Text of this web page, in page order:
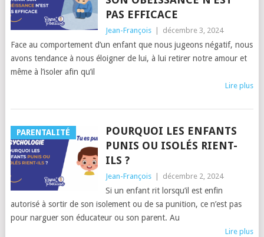
PAS EFFICACE
Jean-François décembre 3, 2024
Face au comportement d’un enfant que nous jugeons négatif, nous
avons tendance à nous éloigner de lui, à lui retirer notre amour et
même à l’isoler afin qu’il
Lire plus
PARENTALITÉ
POURQUOI LES ENFANTS
PUNIS OU ISOLÉS RIENT-
ILS ?
Jean-François décembre 2, 2024
Si un enfant rit lorsqu’il est enfin
autorisé à sortir de son isolement ou de sa punition, ce n’est pas
pour narguer son éducateur ou son parent. Au
Lire plus